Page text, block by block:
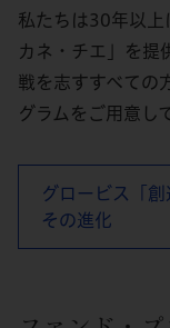
私たちは30年以上
カネ・チエ」を提
戦を志すすべての
グラムをご用意し
グロービス「創
その進化